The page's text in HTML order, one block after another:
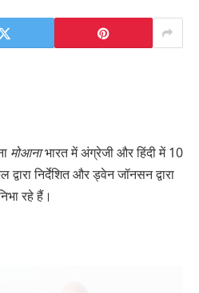
मोआनाभारत में अंग्रेजी और हिंदी में 10
निर्देशित और ड्वेन जॉनसन द्वारा
रहे हैं।